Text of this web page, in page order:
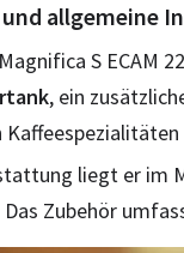
allgemeine
S ECAM
, ein
liegt er im
Zubehör